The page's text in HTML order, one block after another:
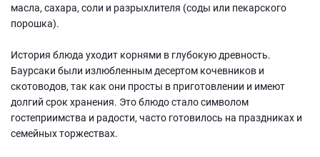
масла, сахара, соли и разрыхлителя (соды или пекарского
порошка).
История блюда уходит корнями в глубокую древность.
Баурсаки были излюбленным десертом кочевников и
скотоводов, так как они просты в приготовлении и имеют
долгий срок хранения. Это блюдо стало символом
гостеприимства и радости, часто готовилось на праздниках и
семейных торжествах.